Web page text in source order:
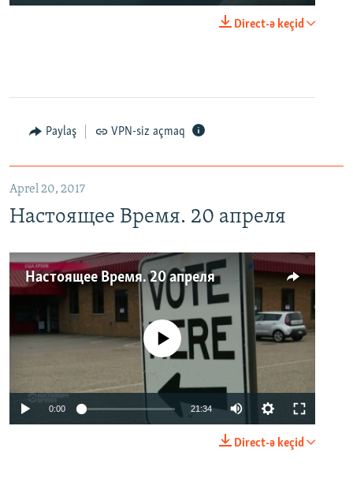
Direct-ə keçid
Paylaş VPN-siz açmaq
Aprel 20, 2017
Настоящее Время. 20 апреля
Настоящее Время. 20 апреля
No media source currently available
0:00 21:34
Direct-ə keçid